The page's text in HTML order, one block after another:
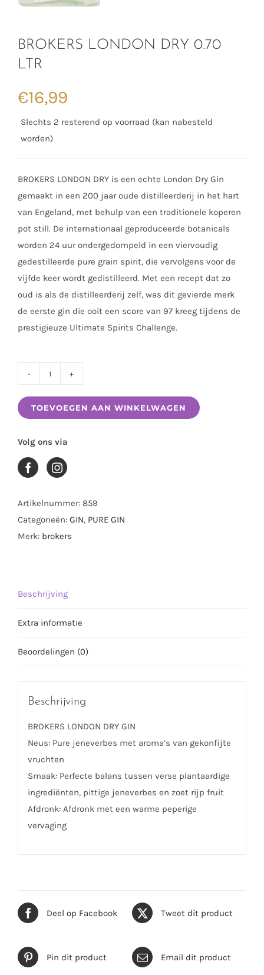
BROKERS LONDON DRY 0.70
LTR
€16,99
Slechts 2 resterend op voorraad (kan nabesteld
worden)
BROKERS LONDON DRY is een echte London Dry Gin
gemaakt in een 200 jaar oude distilleerderij in het hart
van Engeland, met behulp van een traditionele koperen
pot still. De internationaal geproduceerde botanicals
worden 24 uur ondergedompeld in een viervoudig
gedestilleerde pure grain spirit, die vervolgens voor de
vijfde keer wordt gedistilleerd. Met een recept dat zo
oud is als de distilleerderij zelf, was dit gevierde merk
de eerste gin die ooit een score van 97 kreeg tijdens de
prestigieuze Ultimate Spirits Challenge.
LONDON
DRY
LTR
aantal
TOEVOEGEN AAN WINKELWAGEN
Volg ons via
Artikelnummer: 859
Categorieën: GIN, PURE GIN
Merk: brokers
Beschrijving
Extra informatie
Beoordelingen (0)
Beschrijving
BROKERS LONDON DRY GIN
Neus: Pure jeneverbes met aroma’s van gekonfijte
vruchten
Smaak: Perfecte balans tussen verse plantaardige
ingrediënten, pittige jeneverbes en zoet rijp fruit
Afdronk: Afdronk met een warme peperige
vervaging
Deel op Facebook Tweet dit product
Pin dit product Email dit product